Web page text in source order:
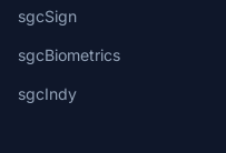
sgcSign
sgcBiometrics
sgcIndy